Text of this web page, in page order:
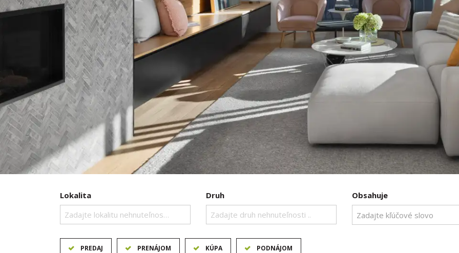
Lokalita
Zadajte lokalitu nehnuteľnosti ..
Druh
Zadajte druh nehnuteľnosti ..
Obsahuje
PREDAJ PRENÁJOM KÚPA PODNÁJOM